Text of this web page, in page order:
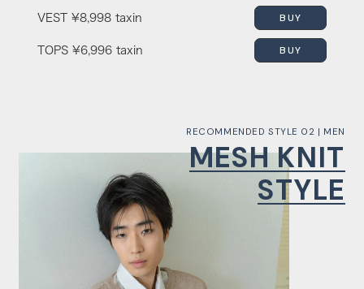
VEST ¥8,998 taxin BUY
TOPS ¥6,996 taxin BUY
RECOMMENDED STYLE 02 | MEN
MESH KNIT
STYLE